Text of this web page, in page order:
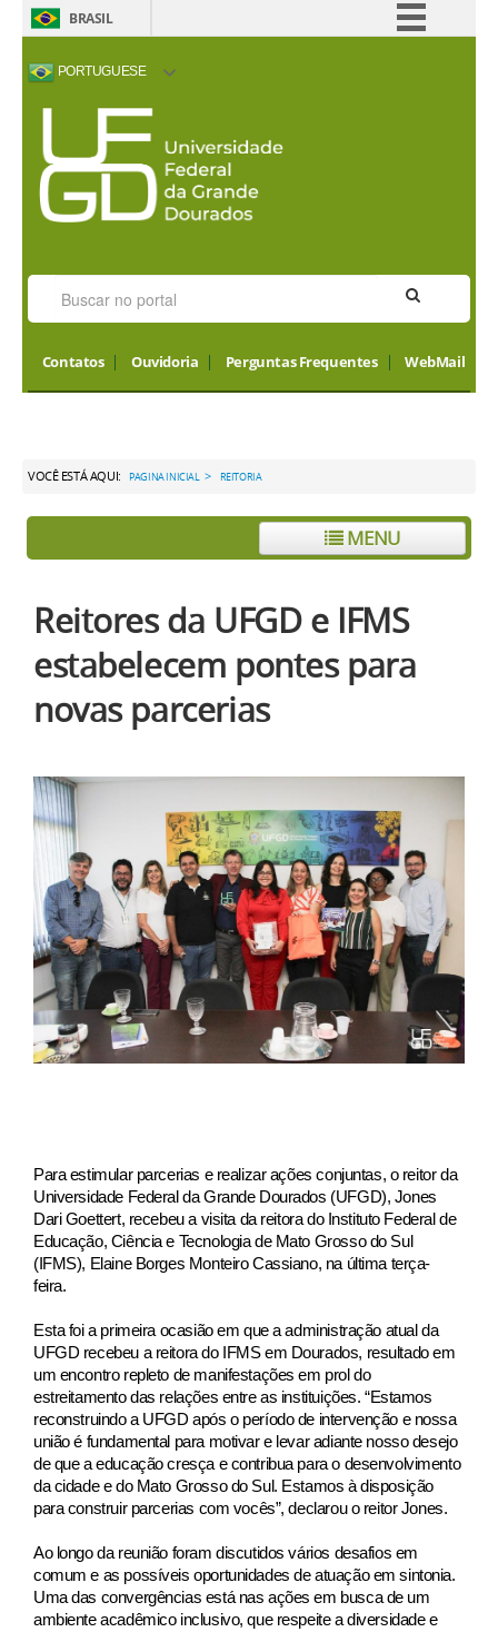
BRASIL
PORTUGUESE
ACESSIBILIDADE ALTO CONTRASTE
VISITORS
Contatos Ouvidoria Perguntas Frequentes WebMail
VOCÊ ESTÁ AQUI: PAGINA INICIAL > REITORIA
MENU
Reitores da UFGD e IFMS
estabelecem pontes para
novas parcerias
Para estimular parcerias e realizar ações conjuntas, o reitor da
Universidade Federal da Grande Dourados (UFGD), Jones
Dari Goettert, recebeu a visita da reitora do Instituto Federal de
Educação, Ciência e Tecnologia de Mato Grosso do Sul
(IFMS), Elaine Borges Monteiro Cassiano, na última terça-
feira.
Esta foi a primeira ocasião em que a administração atual da
UFGD recebeu a reitora do IFMS em Dourados, resultado em
um encontro repleto de manifestações em prol do
estreitamento das relações entre as instituições. “Estamos
reconstruindo a UFGD após o período de intervenção e nossa
união é fundamental para motivar e levar adiante nosso desejo
de que a educação cresça e contribua para o desenvolvimento
da cidade e do Mato Grosso do Sul. Estamos à disposição
para construir parcerias com vocês”, declarou o reitor Jones.
Ao longo da reunião foram discutidos vários desafios em
comum e as possíveis oportunidades de atuação em sintonia.
Uma das convergências está nas ações em busca de um
ambiente acadêmico inclusivo, que respeite a diversidade e